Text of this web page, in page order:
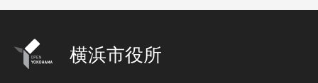
横浜市役所